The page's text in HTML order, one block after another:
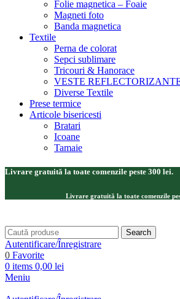
Folie magnetica – Foaie
Magneti foto
Banda magnetica
Textile
Perna de colorat
Sepci sublimare
Tricouri & Hanorace
VESTE
Diverse Textile
Prese termice
Articole bisericesti
Bratari
Icoane
Tamaie
Livrare gratuită la toate comenzile peste 300 lei.
Livrare gratuită la toate comenzile
Search
Autentificare/Înregistrare
0 Favorite
0 items 0,00 lei
Meniu